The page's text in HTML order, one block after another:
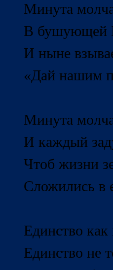
Минута
В бушующей
И ныне
«Дай нашим
Минута
И каждый
Чтоб жизни
Сложились в
Единство как
Единство не